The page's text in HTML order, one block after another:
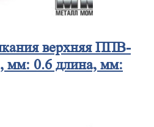
верхняя ППВ-
мм: 0.6 длина, мм: